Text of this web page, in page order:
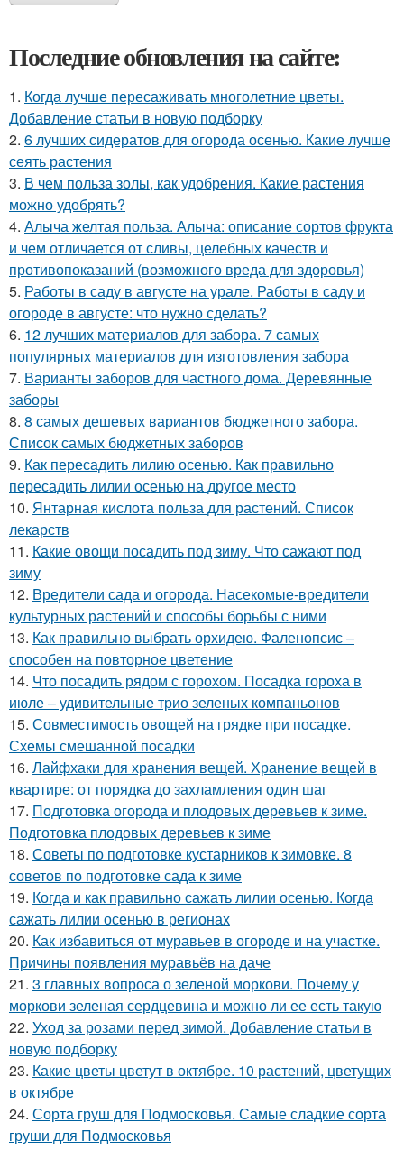
Последние обновления на сайте:
1. Когда лучше пересаживать многолетние цветы.
Добавление статьи в новую подборку
2. 6 лучших сидератов для огорода осенью. Какие лучше
сеять растения
3. В чем польза золы, как удобрения. Какие растения
можно удобрять?
4. Алыча желтая польза. Алыча: описание сортов фрукта
и чем отличается от сливы, целебных качеств и
противопоказаний (возможного вреда для здоровья)
5. Работы в саду в августе на урале. Работы в саду и
огороде в августе: что нужно сделать?
6. 12 лучших материалов для забора. 7 самых
популярных материалов для изготовления забора
7. Варианты заборов для частного дома. Деревянные
заборы
8. 8 самых дешевых вариантов бюджетного забора.
Список самых бюджетных заборов
9. Как пересадить лилию осенью. Как правильно
пересадить лилии осенью на другое место
10. Янтарная кислота польза для растений. Список
лекарств
11. Какие овощи посадить под зиму. Что сажают под
зиму
12. Вредители сада и огорода. Насекомые-вредители
культурных растений и способы борьбы с ними
13. Как правильно выбрать орхидею. Фаленопсис –
способен на повторное цветение
14. Что посадить рядом с горохом. Посадка гороха в
июле – удивительные трио зеленых компаньонов
15. Совместимость овощей на грядке при посадке.
Схемы смешанной посадки
16. Лайфхаки для хранения вещей. Хранение вещей в
квартире: от порядка до захламления один шаг
17. Подготовка огорода и плодовых деревьев к зиме.
Подготовка плодовых деревьев к зиме
18. Советы по подготовке кустарников к зимовке. 8
советов по подготовке сада к зиме
19. Когда и как правильно сажать лилии осенью. Когда
сажать лилии осенью в регионах
20. Как избавиться от муравьев в огороде и на участке.
Причины появления муравьёв на даче
21. 3 главных вопроса о зеленой моркови. Почему у
моркови зеленая сердцевина и можно ли ее есть такую
22. Уход за розами перед зимой. Добавление статьи в
новую подборку
23. Какие цветы цветут в октябре. 10 растений, цветущих
в октябре
24. Сорта груш для Подмосковья. Самые сладкие сорта
груши для Подмосковья